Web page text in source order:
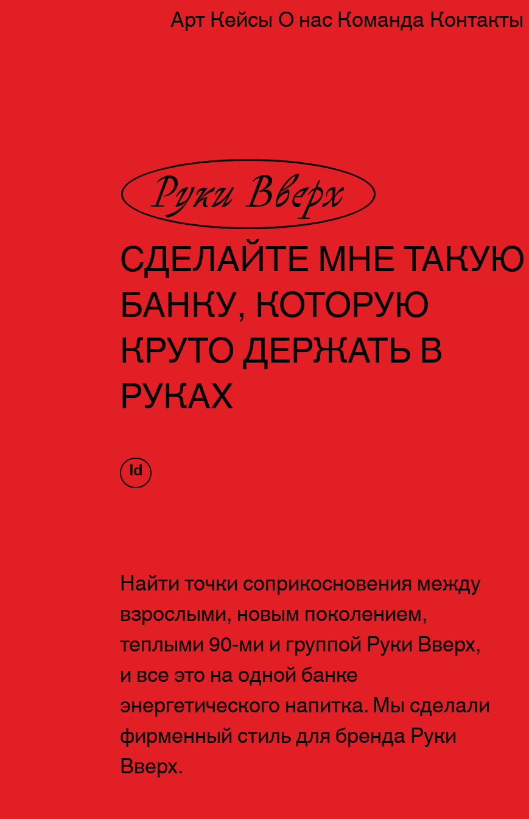
АртКейсыО насКомандаКонтакты
Руки Вверх
СДЕЛАЙТЕ МНЕ ТАКУЮ
БАНКУ, КОТОРУЮ
КРУТО ДЕРЖАТЬ В
РУКАХ
Id
Найти точки соприкосновения между
взрослыми, новым поколением,
теплыми 90-ми и группой Руки Вверх,
и все это на одной банке
энергетического напитка. Мы сделали
фирменный стиль для бренда Руки
Вверх.